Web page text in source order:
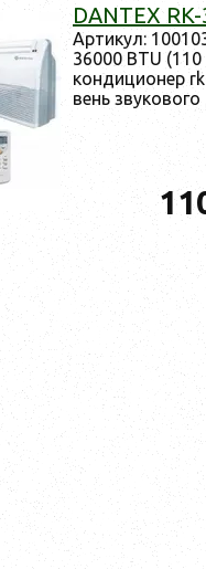
DANTEX
Ар­ти­кул:
36000 BTU (110
кон­ди­ци­онер
вень